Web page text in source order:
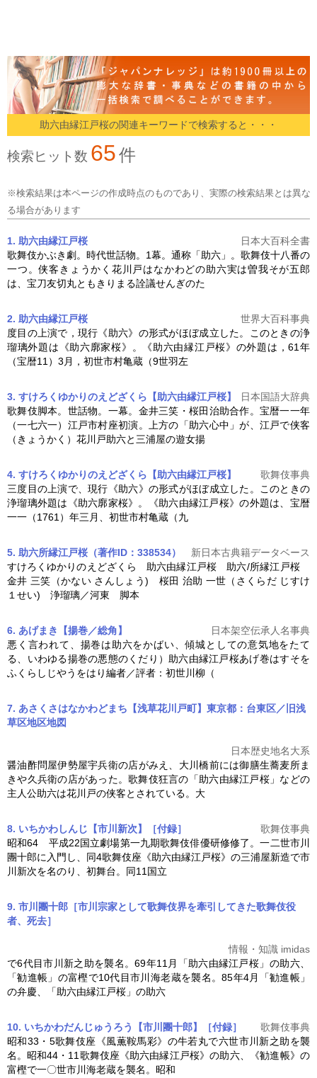
助六由縁江戸桜の関連キーワードで検索すると・・・
検索ヒット数 65件
※検索結果は本ページの作成時点のものであり、実際の検索結果とは異な
る場合があります
1. 助六由縁江戸桜
日本大百科全書
歌舞伎かぶき劇。時代世話物。1幕。通称「助六」。歌舞伎十八番の
一つ。侠客きょうかく花川戸はなかわどの助六実は曽我そが五郎
は、宝刀友切丸ともきりまる詮議せんぎのた
2. 助六由縁江戸桜
世界大百科事典
度目の上演で，現行《助六》の形式がほぼ成立した。このときの浄
瑠璃外題は《助六廓家桜》。《助六由縁江戸桜》の外題は，61年
（宝暦11）3月，初世市村亀蔵（9世羽左
3. すけろくゆかりのえどざくら【助六由縁江戸桜】
日本国語大辞典
歌舞伎脚本。世話物。一幕。金井三笑・桜田治助合作。宝暦一一年
（一七六一）江戸市村座初演。上方の「助六心中」が、江戸で侠客
（きょうかく）花川戸助六と三浦屋の遊女揚
4. すけろくゆかりのえどざくら【助六由縁江戸桜】
歌舞伎事典
三度目の上演で、現行《助六》の形式がほぼ成立した。このときの
浄瑠璃外題は《助六廓家桜》。《助六由縁江戸桜》の外題は、宝暦
一一（1761）年三月、初世市村亀蔵（九
5. 助六所縁江戸桜（著作ID：338534）
新日本古典籍データベース
すけろくゆかりのえどざくら 助六由縁江戸桜 助六/所縁江戸桜
金井 三笑（かない さんしょう) 桜田 治助 一世（さくらだ じすけ
１せい) 浄瑠璃／河東 脚本
6. あげまき【揚巻／総角】
日本架空伝承人名事典
悪く言われて、揚巻は助六をかばい、傾城としての意気地をたて
る、いわゆる揚巻の悪態のくだり） 助六由縁江戸桜あげ巻はすそを
ふくらしじやうをはり編者／評者：初世川柳（
7. あさくさはなかわどまち【浅草花川戸町】東京都：台東区／旧浅
草区地区地図
日本歴史地名大系
醤油酢問屋伊勢屋宇兵衛の店がみえ、大川橋前には御膳生蕎麦所ま
きや久兵衛の店があった。歌舞伎狂言の「助六由縁江戸桜 」などの
主人公助六は花川戸の侠客とされている。大
8. いちかわしんじ【市川新次】［付録］
歌舞伎事典
昭和64 平成22国立劇場第一九期歌舞伎俳優研修修了。一二世市川
團十郎に入門し、同4歌舞伎座《助六由縁江戸桜》の三浦屋新造で市
川新次を名のり、初舞台。同11国立
9. 市川團十郎［市川宗家として歌舞伎界を牽引してきた歌舞伎役
者、死去］
情報・知識 imidas
で6代目市川新之助を襲名。69年11月「助六由縁江戸桜 」の助六、
「勧進帳」の富樫で10代目市川海老蔵を襲名。85年4月「勧進帳」
の弁慶、「助六由縁江戸桜 」の助六
10. いちかわだんじゅうろう【市川團十郎】［付録］
歌舞伎事典
昭和33・5歌舞伎座《風薫鞍馬彩》の牛若丸で六世市川新之助を襲
名。昭和44・11歌舞伎座《助六由縁江戸桜》の助六、《勧進帳》の
富樫で一〇世市川海老蔵を襲名。昭和